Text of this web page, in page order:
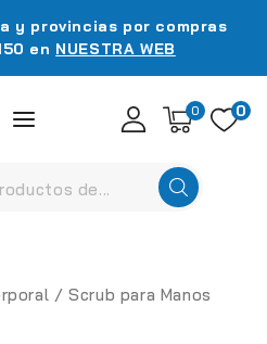
y provincias por compras
en NUESTRA WEB
0 0
/ Scrub para Manos